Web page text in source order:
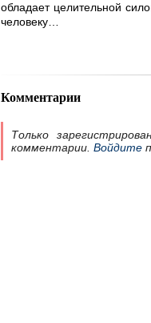
обладает целительной
человеку…
Комментарии
Только
комментарии. Войдите